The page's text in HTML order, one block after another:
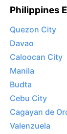
Philippines
Quezon City
Davao
Caloocan City
Manila
Budta
Cebu City
Cagayan de
Valenzuela